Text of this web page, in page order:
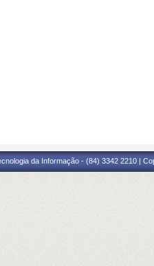
da Informação - (84) 3342 2210 |